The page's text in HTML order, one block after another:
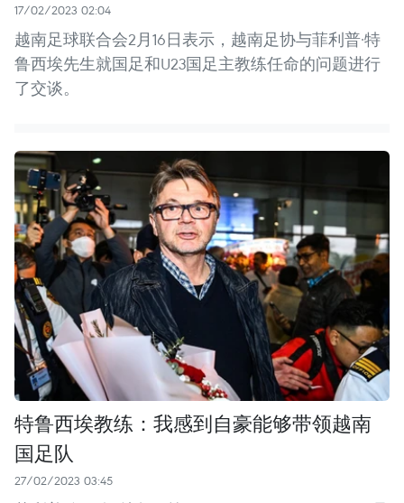
17/02/2023 02:04
越南足球联合会2月16日表示，越南足协与菲利普·特
鲁西埃先生就国足和U23国足主教练任命的问题进行
了交谈。
特鲁西埃教练：我感到自豪能够带领越南
国足队
27/02/2023 03:45